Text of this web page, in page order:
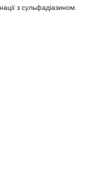
з сульфадіазином.